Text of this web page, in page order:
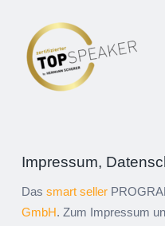
Impressum,
Das smart seller
GmbH. Zum Impressum